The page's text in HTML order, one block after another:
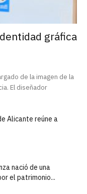
gráfica
de la imagen de la
El diseñador
Alicante reúne a
nació de una
el patrimonio...